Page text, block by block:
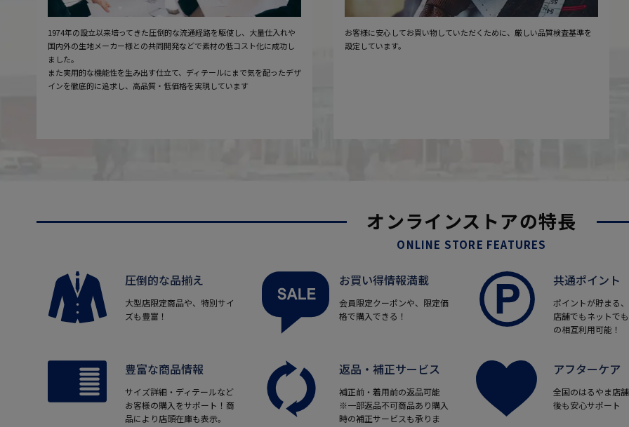
1974年の設立以来培ってきた圧倒的な流通経路を駆使し、大量仕入れや
国内外の生地メーカー様との共同開発などで素材の低コスト化に成功し
ました。
また実用的な機能性を生み出す仕立て、ディテールにまで気を配ったデザ
インを徹底的に追求し、高品質・低価格を実現しています
お客様に安心してお買い物していただくために、厳しい品質検査基準を
設定しています。
オンラインストアの特長
ONLINE STORE FEATURES
圧倒的な品揃え
大型店限定商品や、特別サイ
ズも豊富！
お買い得情報満載
会員限定クーポンや、限定価
格で購入できる！
共通ポイント
ポイントが貯まる、
店舗でもネットで
の相互利用可能！
豊富な商品情報
サイズ詳細・ディテールなど
お客様の購入をサポート！商
品により店頭在庫も表示。
返品・補正サービス
補正前・着用前の返品可能
※一部返品不可商品あり購入
時の補正サービスも承りま
アフターケア
全国のはるやま店
後も安心サポート